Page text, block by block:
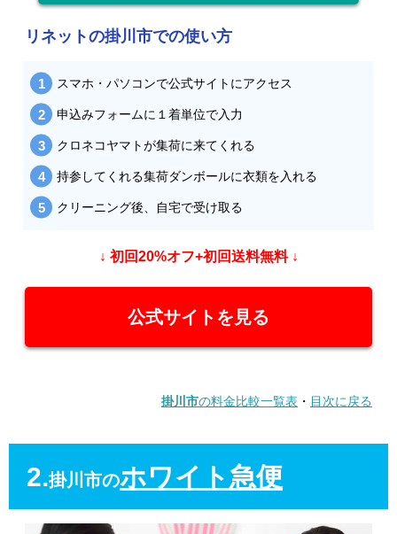
リネットの掛川市での使い方
スマホ・パソコンで公式サイトにアクセス
申込みフォームに１着単位で入力
クロネコヤマトが集荷に来てくれる
持参してくれる集荷ダンボールに衣類を入れる
クリーニング後、自宅で受け取る
↓ 初回20%オフ+初回送料無料 ↓
公式サイトを見る
掛川市の料金比較一覧表 ・ 目次に戻る
2.掛川市のホワイト急便